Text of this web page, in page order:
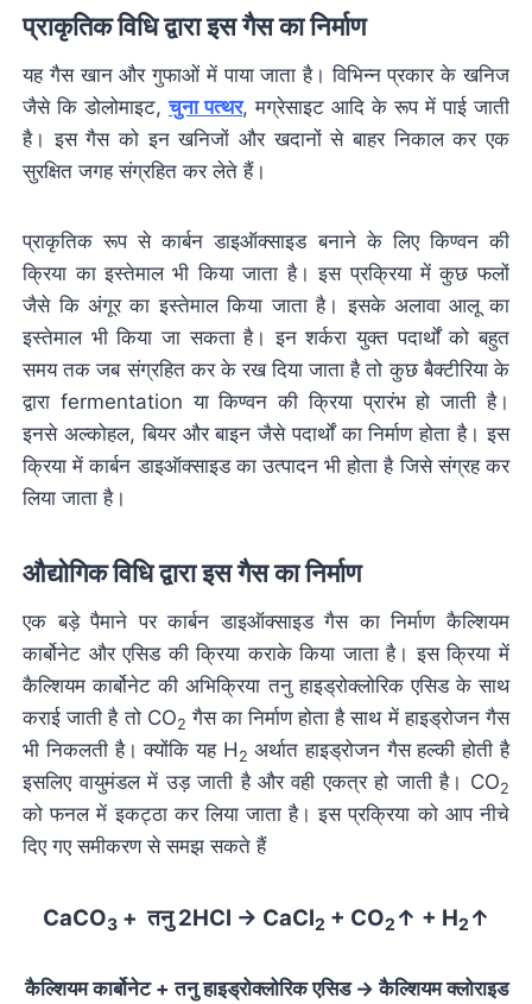
प्राकृतिक विधि द्वारा इस गैस का निर्माण
यह गैस खान और गुफाओं में पाया जाता है। विभिन्न प्रकार के खनिज
जैसे कि डोलोमाइट,चुना पत्थर, मग्रेसाइट आदि के रूप में पाई जाती
है। इस गैस को इन खनिजों और खदानों से बाहर निकाल कर एक
सुरक्षित जगह संग्रहित कर लेते हैं।
प्राकृतिक रूप से कार्बन डाइऑक्साइड बनाने के लिए किण्वन की
क्रिया का इस्तेमाल भी किया जाता है। इस प्रक्रिया में कुछ फलों
जैसे कि अंगूर का इस्तेमाल किया जाता है। इसके अलावा आलू का
इस्तेमाल भी किया जा सकता है। इन शर्करा युक्त पदार्थों को बहुत
समय तक जब संग्रहित कर के रख दिया जाता है तो कुछ बैक्टीरिया के
द्वारा fermentation या किण्वन की क्रिया प्रारंभ हो जाती है।
इनसे अल्कोहल, बियर और बाइन जैसे पदार्थों का निर्माण होता है। इस
क्रिया में कार्बन डाइऑक्साइड का उत्पादन भी होता है जिसे संग्रह कर
लिया जाता है।
औद्योगिक विधि द्वारा इस गैस का निर्माण
एक बड़े पैमाने पर कार्बन डाइऑक्साइड गैस का निर्माण कैल्शियम
कार्बोनेट और एसिड की क्रिया कराके किया जाता है। इस क्रिया में
कैल्शियम कार्बोनेट की अभिक्रिया तनु हाइड्रोक्लोरिक एसिड के साथ
कराई जाती है तो CO2 गैस का निर्माण होता है साथ में हाइड्रोजन गैस
भी निकलती है। क्योंकि यह H 2 अर्थात हाइड्रोजन गैस हल्की होती है
इसलिए वायुमंडल में उड़ जाती है और वही एकत्र हो जाती है। CO2
को फनल में इकट्ठा कर लिया जाता है। इस प्रक्रिया को आप नीचे
दिए गए समीकरण से समझ सकते हैं
CaCO3 + तनु 2HCl → CaCl2 + CO2 ↑ + H2 ↑
कैल्शियम कार्बोनेट + तनु हाइड्रोक्लोरिक एसिड → कैल्शियम क्लोराइड